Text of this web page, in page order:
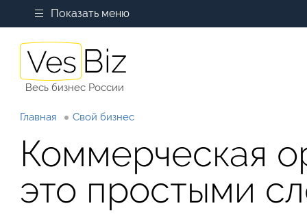
Показать меню
Весь бизнес России
Главная Свой бизнес
Коммерческая
это простыми